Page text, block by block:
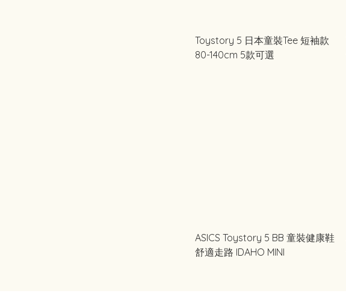
Toystory 5 日本童裝Tee 短袖款
80-140cm 5款可選
ASICS Toystory 5 BB 童裝健康鞋
舒適走路 IDAHO MINI